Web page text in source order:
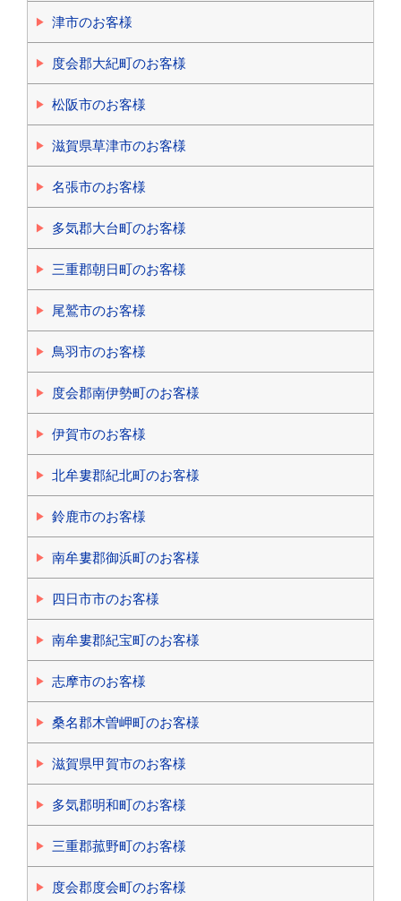
津市のお客様
度会郡大紀町のお客様
松阪市のお客様
滋賀県草津市のお客様
名張市のお客様
多気郡大台町のお客様
三重郡朝日町のお客様
尾鷲市のお客様
鳥羽市のお客様
度会郡南伊勢町のお客様
伊賀市のお客様
北牟婁郡紀北町のお客様
鈴鹿市のお客様
南牟婁郡御浜町のお客様
四日市市のお客様
南牟婁郡紀宝町のお客様
志摩市のお客様
桑名郡木曽岬町のお客様
滋賀県甲賀市のお客様
多気郡明和町のお客様
三重郡菰野町のお客様
度会郡度会町のお客様